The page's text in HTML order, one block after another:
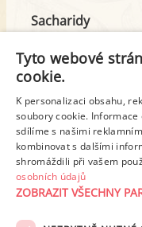
Sacharidy
z toho cukr
Tuk
z toho nas.
Tyto webové
cookie.
K personalizaci obsahu,
soubory cookie.
sdílíme s našimi
kombinovat s dalšími
shromáždili při vašem
osobních údajů
ZOBRAZIT VŠECHNY